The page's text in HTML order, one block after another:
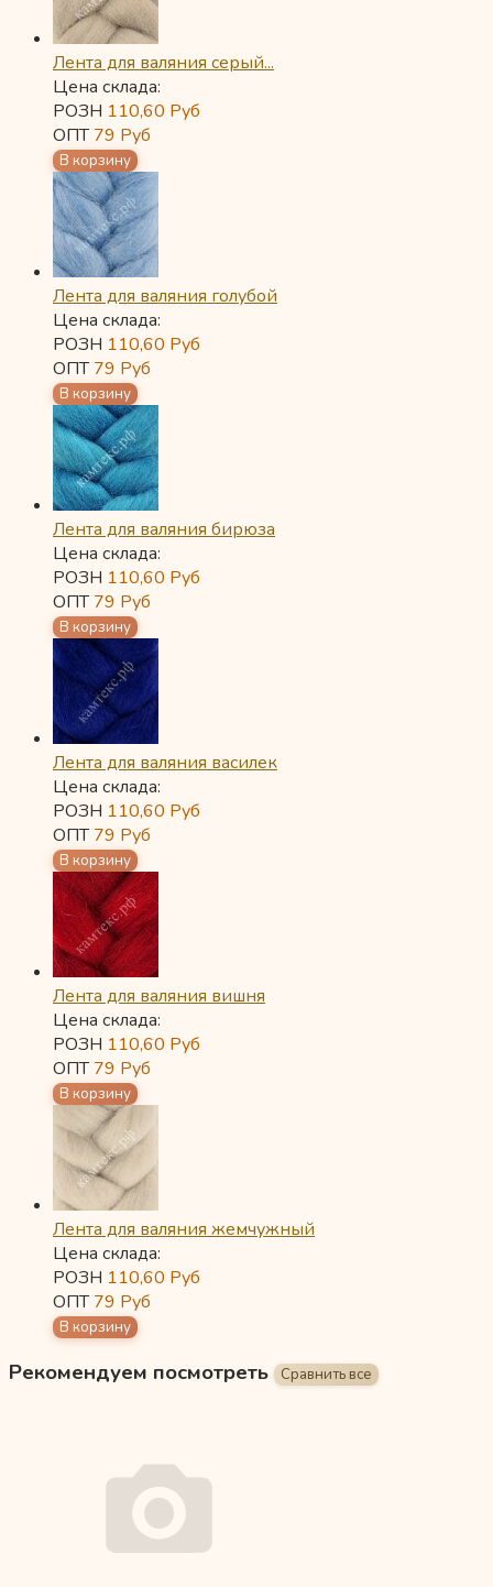
Лента для валяния серый...
Цена склада:
РОЗН 110,60 Руб
ОПТ79 Руб
Лента для валяния голубой
Цена склада:
РОЗН 110,60 Руб
ОПТ79 Руб
Лента для валяния бирюза
Цена склада:
РОЗН 110,60 Руб
ОПТ79 Руб
Лента для валяния василек
Цена склада:
РОЗН 110,60 Руб
ОПТ79 Руб
Лента для валяния вишня
Цена склада:
РОЗН 110,60 Руб
ОПТ79 Руб
Лента для валяния жемчужный
Цена склада:
РОЗН 110,60 Руб
ОПТ79 Руб
Рекомендуем посмотреть